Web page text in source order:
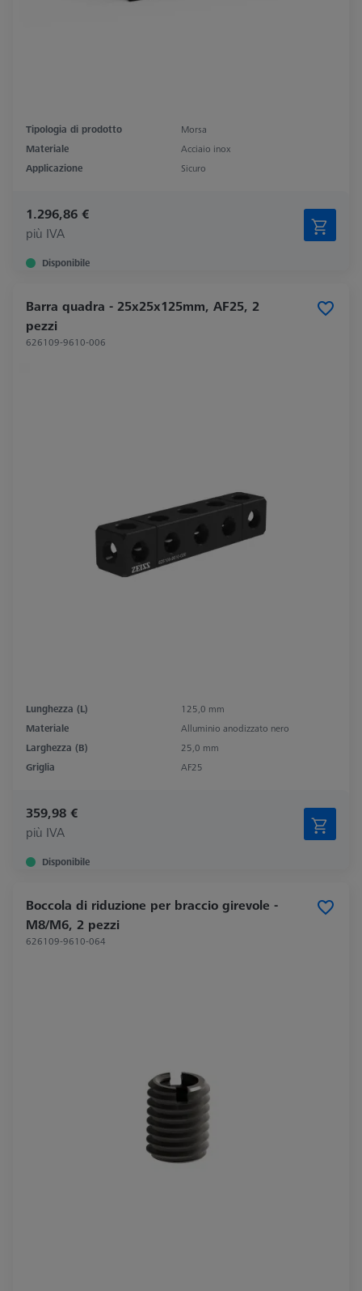
Tipologia di prodotto
Morsa
Materiale
Acciaio inox
Applicazione
Sicuro
1.296,86 €
più IVA
Disponibile
Barra quadra - 25x25x125mm, AF25, 2
pezzi
626109-9610-006
Lunghezza (L)
125,0 mm
Materiale
Alluminio anodizzato nero
Larghezza (B)
25,0 mm
Griglia
AF25
359,98 €
più IVA
Disponibile
Boccola di riduzione per braccio girevole -
M8/M6, 2 pezzi
626109-9610-064